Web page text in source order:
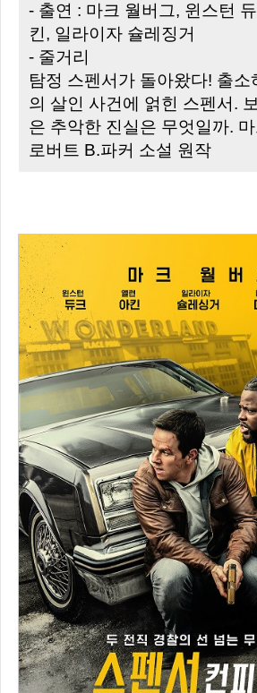
- 출연 : 마크 월버그, 윈스턴
킨, 일라이자 슐레징거
- 줄거리
탐정 스펜서가 돌아왔다! 출소
의 살인 사건에 얽힌 스펜서.
은 추악한 진실은 무엇일까.
로버트 B.파커 소설 원작